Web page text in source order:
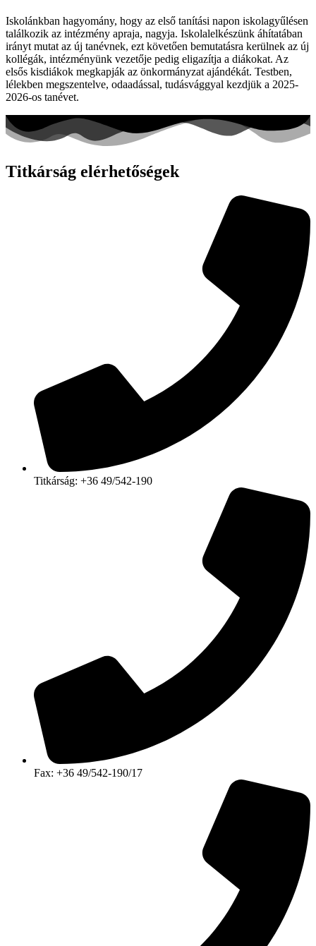
Iskolánkban hagyomány, hogy az első tanítási napon iskolagyűlésen
találkozik az intézmény apraja, nagyja. Iskolalelkészünk áhítatában
irányt mutat az új tanévnek, ezt követően bemutatásra kerülnek az új
kollégák, intézményünk vezetője pedig eligazítja a diákokat. Az
elsős kisdiákok megkapják az önkormányzat ajándékát. Testben,
lélekben megszentelve, odaadással, tudásvággyal kezdjük a 2025-
2026-os tanévet.
Titkárság elérhetőségek
Titkárság: +36 49/542-190
Fax: +36 49/542-190/17